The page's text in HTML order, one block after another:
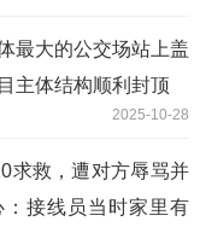
最大的公交场站上盖
主体结构顺利封顶
2025-10-28
求救，遭对方辱骂并
接线员当时家里有